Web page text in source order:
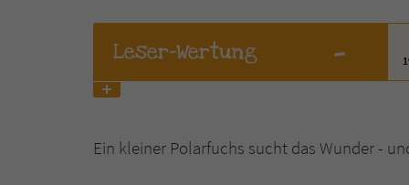
Leser-Wertung -
Ein kleiner Polarfuchs sucht das Wunder -